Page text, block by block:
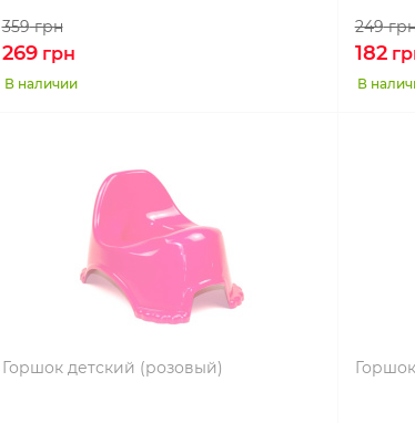
359грн
269грн
В наличии
249
182
В
Горшок детский (розовый)